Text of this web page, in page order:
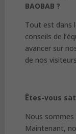
BAOBAB ?
Tout est dans
conseils de
avancer sur
de nos
Êtes-vous
Nous
Maintenant,